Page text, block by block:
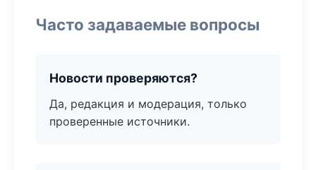
Часто задаваемые вопросы
Новости проверяются?
Да, редакция и модерация, только
проверенные источники.